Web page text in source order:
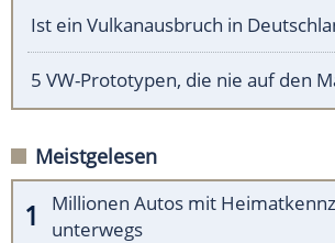
Ist ein Vulkanausbruch in
5 VW-Prototypen, die nie auf den
Meistgelesen
Millionen Autos mit
unterwegs